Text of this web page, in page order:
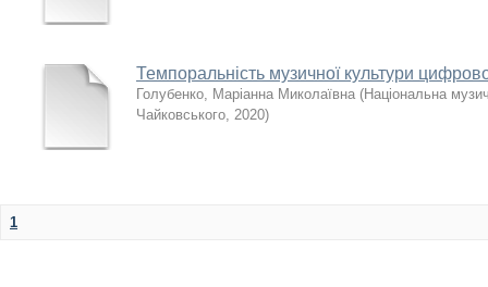
Темпоральність музичної культури
Голубенко, Маріанна Миколаївна (Національна
Чайковського, 2020)
1